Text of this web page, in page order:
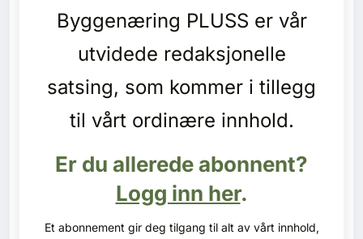
Kontakt ossByggenæring PLUSS er vår
utvidede redaksjonelle
satsing, som kommer i tillegg
til vårt ordinære innhold.
Er du allerede abonnent?
Logg inn her.
Et abonnement gir deg tilgang til alt av vårt innhold,